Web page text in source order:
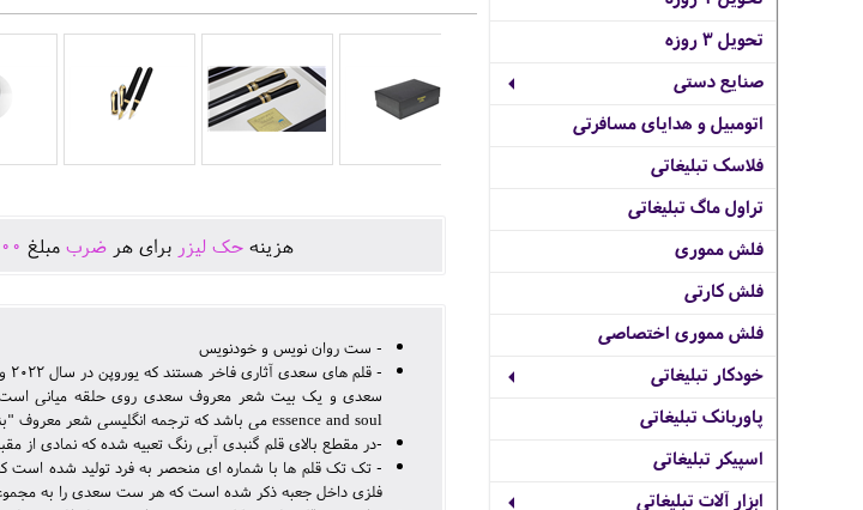
تحویل 3 روزه
صنایع دستی
اتومبیل و هدایای مسافرتی
فلاسک تبلیغاتی
تراول ماگ تبلیغاتی
فلش مموری
فلش کارتی
فلش مموری اختصاصی
خودکار تبلیغاتی
پاوربانک تبلیغاتی
اسپیکر تبلیغاتی
ابزار آلات تبلیغاتی
هزينه حک لیزر برای هر ضرب مبلغ
- ست روان نویس و خودنویس
-
essence and soul می باشد که ترجمه انگلیسی شعر معروف "بنی آدم اعضای یک پیکرند که در آفرینش ز یک گوهرند" می باشد.
-در مقطع بالای قلم گنبدی آبی رنگ تعبیه شده که نمادی از
- تک تک قلم ها با شماره ای منحصر به فرد تولید شده است
فلزی داخل جعبه ذکر شده است که هر ست سعدی را به